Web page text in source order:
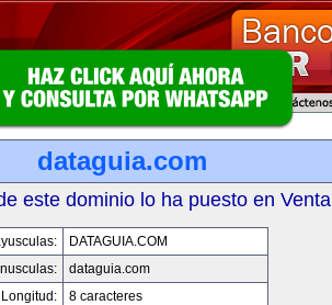
dataguia.com
este dominio lo ha puesto en Venta
DATAGUIA.COM
dataguia.com
Longitud:
8 caracteres